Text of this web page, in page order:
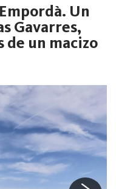
Un
Gavarres,
de un macizo